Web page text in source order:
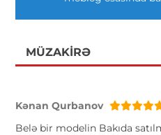
MÜZAKIRƏ
Kənan Qurbanov
Belə bir modelin Bakıda